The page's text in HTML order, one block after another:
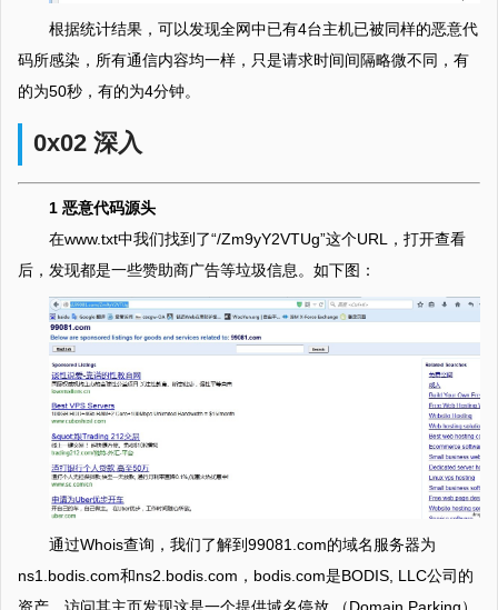
根据统计结果，可以发现全网中已有4台主机已被同样的恶意代
码所感染，所有通信内容均一样，只是请求时间间隔略微不同，有
的为50秒，有的为4分钟。
0x02 深入
1 恶意代码源头
在www.txt中我们找到了“/Zm9yY2VTUg”这个URL，打开查看
后，发现都是一些赞助商广告等垃圾信息。如下图：
通过Whois查询，我们了解到99081.com的域名服务器为
ns1.bodis.com和ns2.bodis.com，bodis.com是BODIS, LLC公司的